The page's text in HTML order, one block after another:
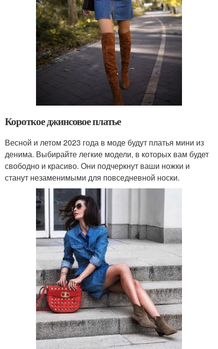
Короткое джинсовое платье
Весной и летом 2023 года в моде будут платья мини из
денима. Выбирайте легкие модели, в которых вам будет
свободно и красиво. Они подчеркнут ваши ножки и
станут незаменимыми для повседневной носки.